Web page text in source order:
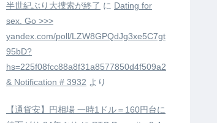
半世紀ぶり大捜索が終了 に Dating for
sex. Go >>>
yandex.com/poll/LZW8GPQdJg3xe5C7gt
95bD?
hs=225f08fcc88a8f31a8577850d4f509a2
& Notification # 3932 より
【通貨安】円相場 一時1ドル＝160円台に